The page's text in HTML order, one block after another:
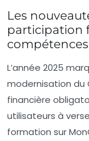
Les
participation
compétences
L’année 2025
modernisation du
financière
utilisateurs à
formation sur